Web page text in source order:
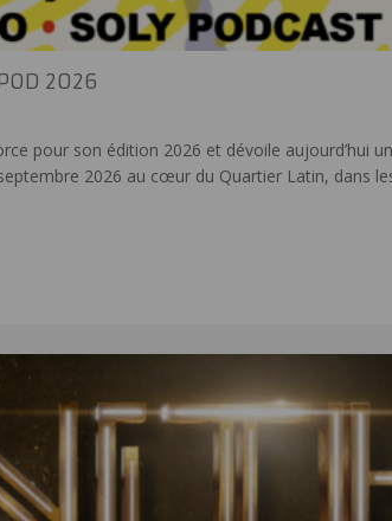
2026
pour son édition 2026 et dévoile aujourd’hui
2026 au cœur du Quartier Latin, dans